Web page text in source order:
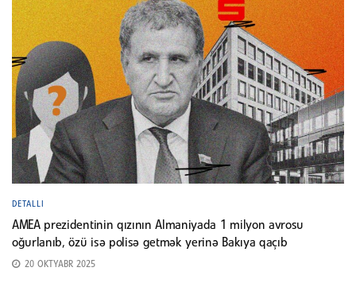
DETALLI
AMEA prezidentinin qızının Almaniyada 1 milyon avrosu
oğurlanıb, özü isə polisə getmək yerinə Bakıya qaçıb
20 OKTYABR 2025